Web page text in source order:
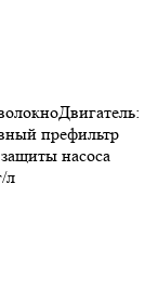
префильтр
насоса
л